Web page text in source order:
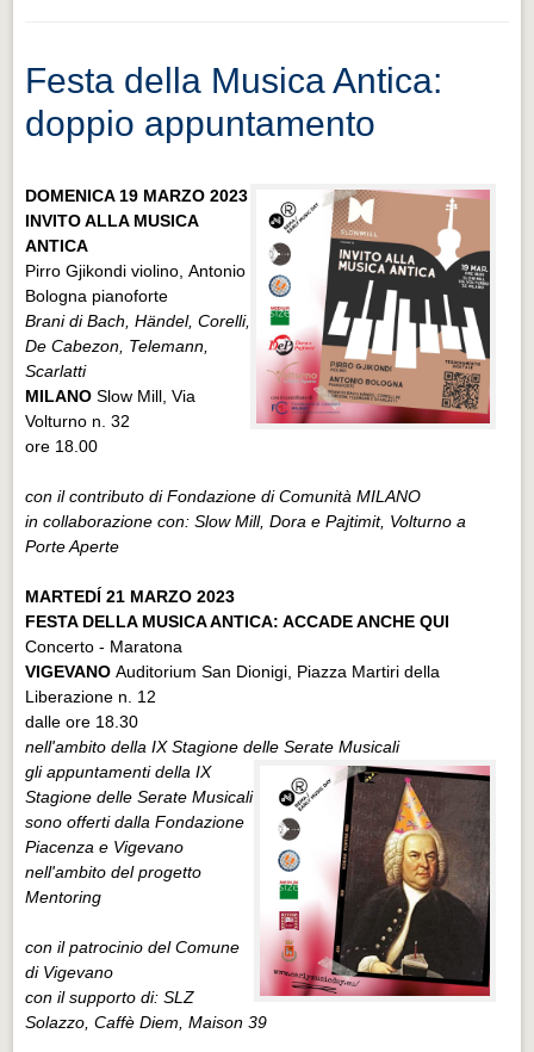
Festa della Musica Antica:
doppio appuntamento
DOMENICA 19 MARZO 2023
INVITO ALLA MUSICA
ANTICA
Pirro Gjikondi violino, Antonio
Bologna pianoforte
Brani di Bach, Händel, Corelli,
De Cabezon, Telemann,
Scarlatti
MILANOSlow Mill, Via
Volturno n. 32
ore 18.00
con il contributo di Fondazione di Comunità MILANO
in collaborazione con: Slow Mill, Dora e Pajtimit, Volturno a
Porte Aperte
MARTEDÍ 21 MARZO 2023
FESTA DELLA MUSICA ANTICA: ACCADE ANCHE QUI
Concerto - Maratona
VIGEVANOAuditorium San Dionigi, Piazza Martiri della
Liberazione n. 12
dalle ore 18.30
nell'ambito della IX Stagione delle Serate Musicali
gli appuntamenti della IX
Stagione delle Serate Musicali
sono offerti dalla Fondazione
Piacenza e Vigevano
nell'ambito del progetto
Mentoring
con il patrocinio del Comune
di Vigevano
con il supporto di: SLZ
Solazzo, Caffè Diem, Maison 39